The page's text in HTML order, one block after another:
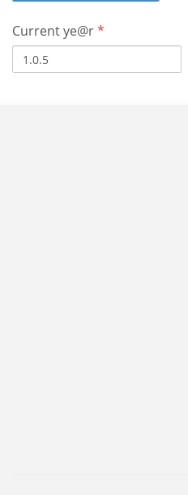
Current ye@r*